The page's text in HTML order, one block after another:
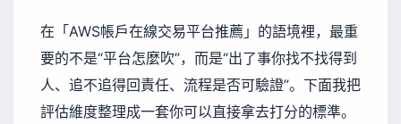
在「AWS帳戶在線交易平台推薦」的語境裡，最重
要的不是“平台怎麼吹”，而是“出了事你找不找得到
人、追不追得回責任、流程是否可驗證”。下面我把
評估維度整理成一套你可以直接拿去打分的標準。